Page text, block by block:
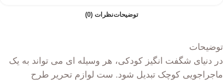
توضیحاتنظرات (0)
توضیحات
در دنیای شگفت انگیز کودکی، هر وسیله ای می تواند به یک
ماجراجویی کوچک تبدیل شود. ست لوازم تحریر طرح